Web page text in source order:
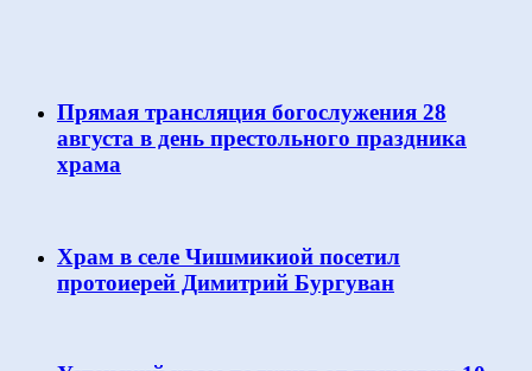
Прямая трансляция богослужения 28
августа в день престольного праздника
храма
Храм в селе Чишмикиой посетил
протоиерей Димитрий Бургуван